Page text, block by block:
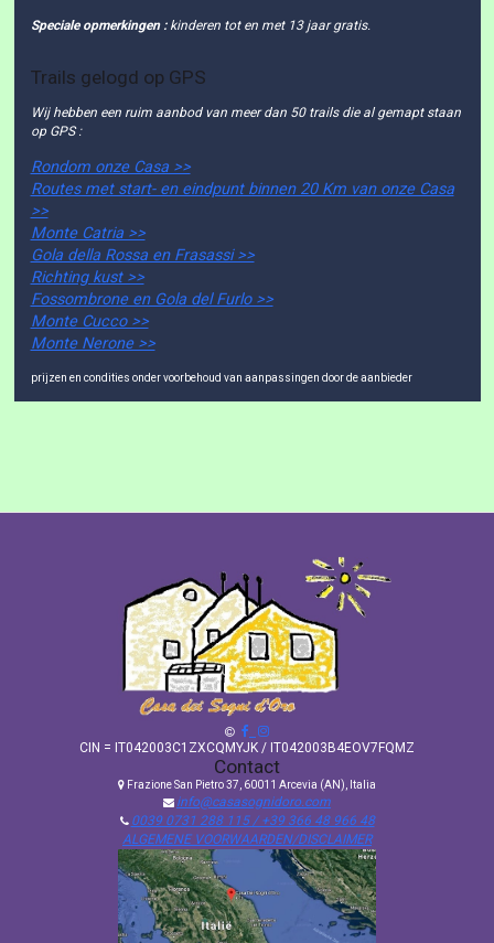
Speciale opmerkingen : kinderen tot en met 13 jaar gratis.
Trails gelogd op GPS
Wij hebben een ruim aanbod van meer dan 50 trails die al gemapt staan
op GPS :
Rondom onze Casa >>
Routes met start- en eindpunt binnen 20 Km van onze Casa
>>
Monte Catria >>
Gola della Rossa en Frasassi >>
Richting kust >>
Fossombrone en Gola del Furlo >>
Monte Cucco >>
Monte Nerone >>
prijzen en condities onder voorbehoud van aanpassingen door de aanbieder
CIN = IT042003C1ZXCQMYJK / IT042003B4EOV7FQMZ
Contact
Frazione San Pietro 37, 60011 Arcevia (AN), Italia
info@casasognidoro.com
0039 0731 288 115 / +39 366 48 966 48
ALGEMENE VOORWAARDEN/DISCLAIMER